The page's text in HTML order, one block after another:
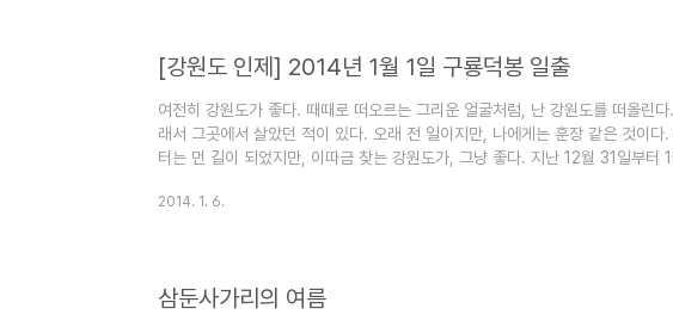
[강원도 인제] 2014년 1월 1일 구룡덕봉 일출
여전히 강원도가 좋다. 때때로 떠오르는 그리운 얼굴처럼, 난 강원도를 떠올린
래서 그곳에서 살았던 적이 있다. 오래 전 일이지만, 나에게는 훈장 같은 것이다
터는 먼 길이 되었지만, 이따금 찾는 강원도가, 그냥 좋다. 지난 12월 31일부터
전으로, 대전에서 KTX를 타고 광명역으로, 부천에서 일행과 합류해서 홍천으
2014. 1. 6.
삼둔사가리의 여름